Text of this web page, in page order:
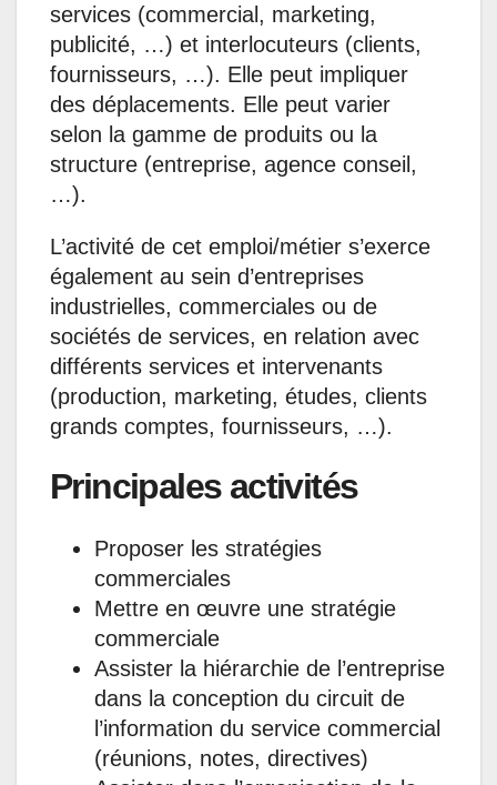
services (commercial, marketing,
publicité, …) et interlocuteurs (clients,
fournisseurs, …). Elle peut impliquer
des déplacements. Elle peut varier
selon la gamme de produits ou la
structure (entreprise, agence conseil,
…).
L’activité de cet emploi/métier s’exerce
également au sein d’entreprises
industrielles, commerciales ou de
sociétés de services, en relation avec
différents services et intervenants
(production, marketing, études, clients
grands comptes, fournisseurs, …).
Principales activités
Proposer les stratégies
commerciales
Mettre en œuvre une stratégie
commerciale
Assister la hiérarchie de l’entreprise
dans la conception du circuit de
l’information du service commercial
(réunions, notes, directives)